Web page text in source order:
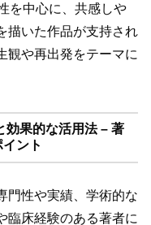
を中心に、共感しや
描いた作品が支持され
観や再出発をテーマに
効果的な活用法 – 著
ント
門性や実績、学術的な
臨床経験のある著者に